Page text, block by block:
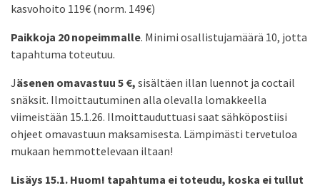
kasvohoito 119€ (norm. 149€)
Paikkoja 20 nopeimmalle. Minimi osallistujamäärä 10, jotta
tapahtuma toteutuu.
Jäsenen omavastuu 5 €, sisältäen illan luennot ja coctail
snäksit. Ilmoittautuminen alla olevalla lomakkeella
viimeistään 15.1.26. Ilmoittauduttuasi saat sähköpostiisi
ohjeet omavastuun maksamisesta. Lämpimästi tervetuloa
mukaan hemmottelevaan iltaan!
Lisäys 15.1. Huom! tapahtuma ei toteudu, koska ei tullut